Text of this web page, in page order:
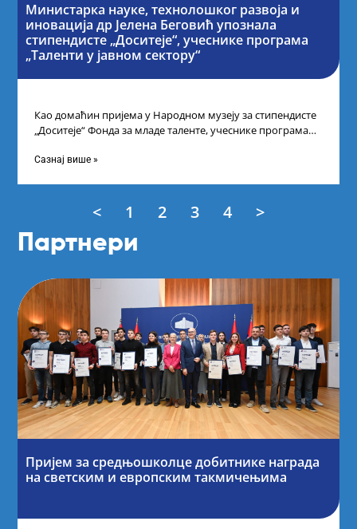
Министарка науке, технолошког развоја и
иновација др Јелена Беговић упознала
стипендисте „Доситеје“, учеснике програма
„Таленти у јавном сектору“
Као домаћин пријема у Народном музеју за стипендисте
„Доситеје“ Фонда за младе таленте, учеснике програма
Сазнај више »
< 1 2 3 4 >
Партнери
Пријем за средњошколце добитнике награда
на светским и европским такмичењима